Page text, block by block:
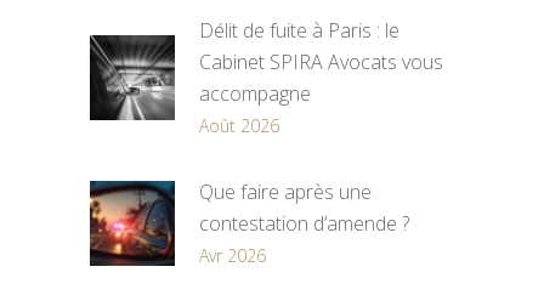
Délit de fuite à Paris : le
Cabinet SPIRA Avocats vous
accompagne
Août 2026
Que faire après une
contestation d’amende ?
Avr 2026